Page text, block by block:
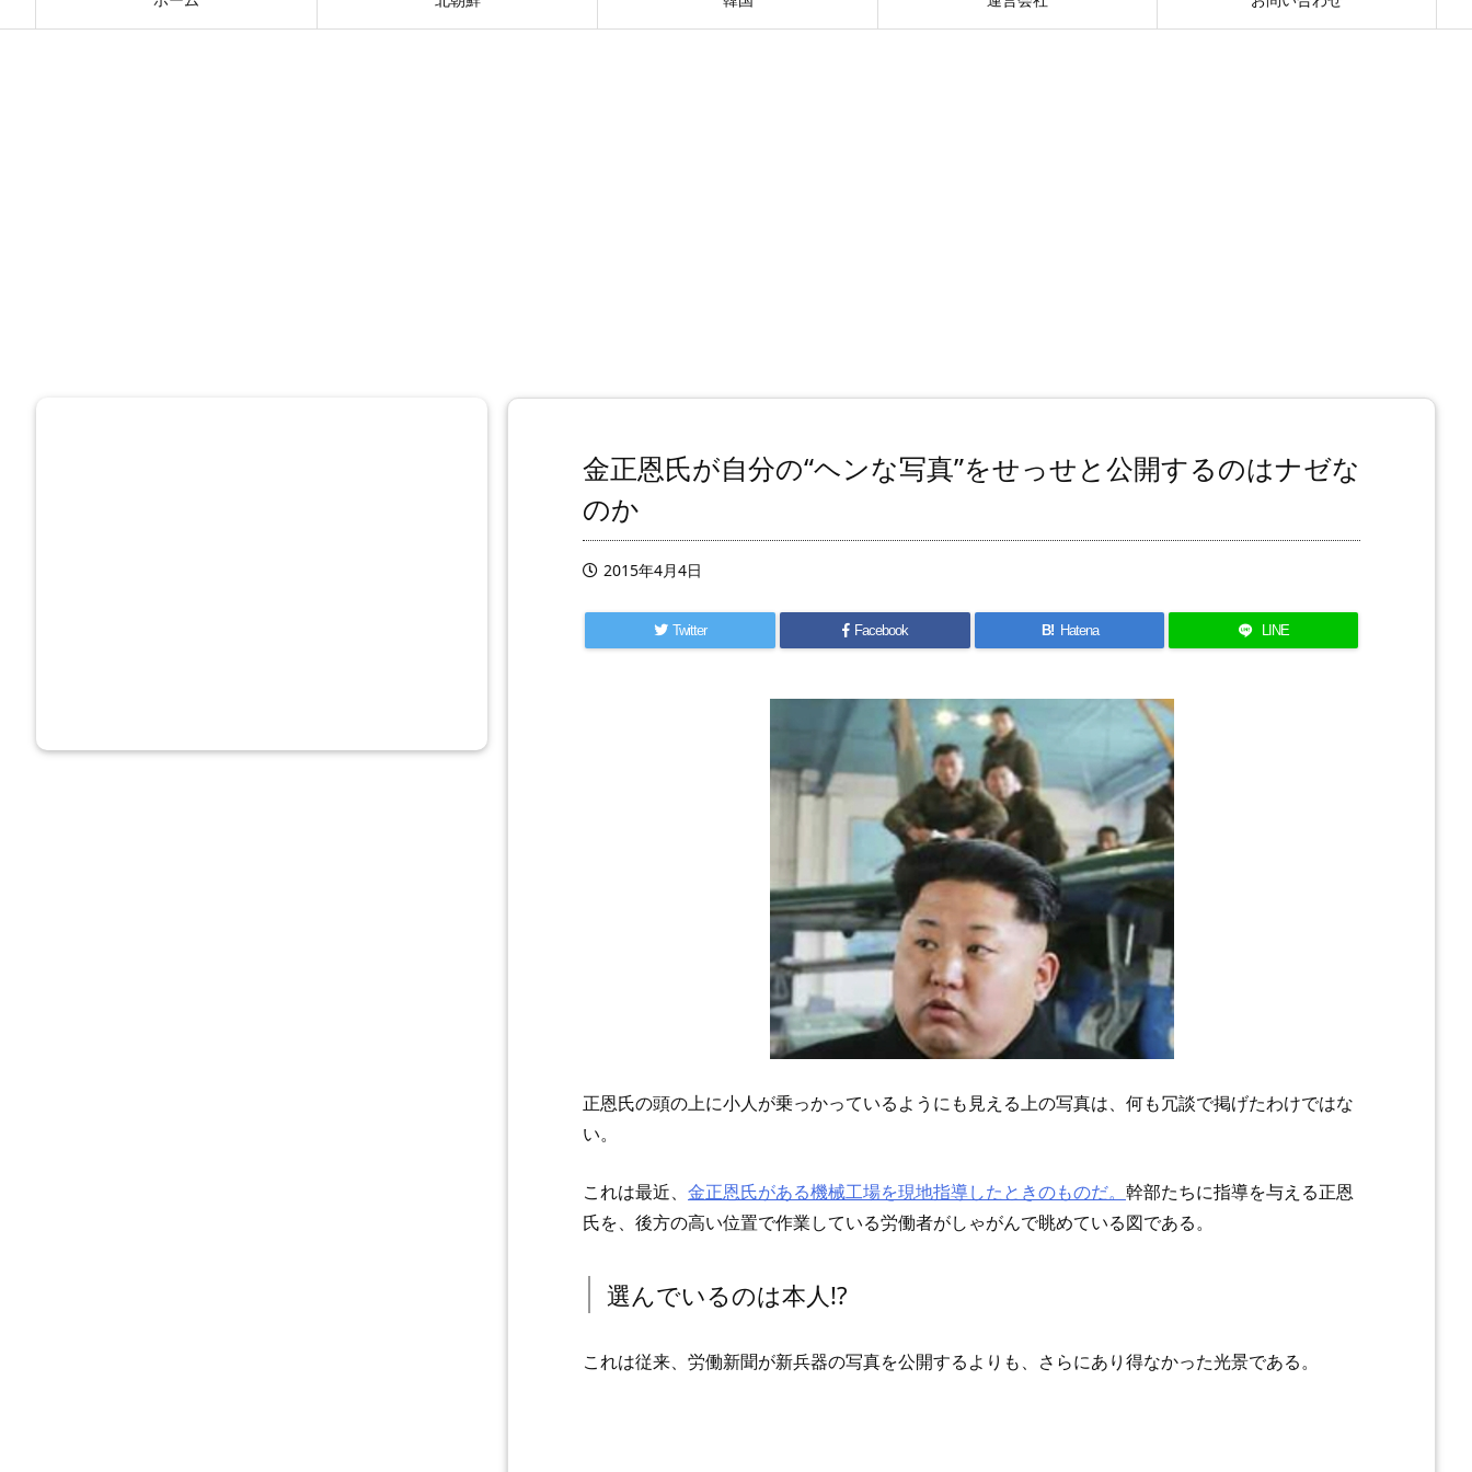
金正恩氏が自分の“ヘンな写真”をせっせと公開するのはナゼな
のか
2015年4月4日
Twitter Facebook B! Hatena LINE
正恩氏の頭の上に小人が乗っかっているようにも見える上の写真は、何も冗談で掲げたわけではな
い。
これは最近、 金正恩氏がある機械工場を現地指導したときのものだ。 幹部たちに指導を与える正恩
氏を、後方の高い位置で作業している労働者がしゃがんで眺めている図である。
選んでいるのは本人!?
これは従来、労働新聞が新兵器の写真を公開するよりも、さらにあり得なかった光景である。